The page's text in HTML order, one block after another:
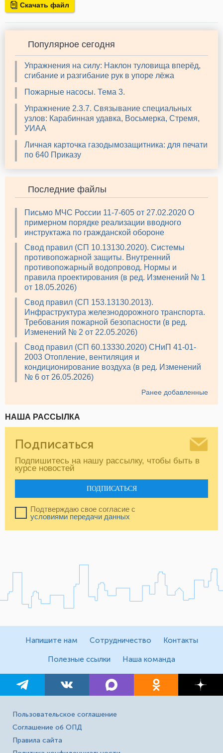
Скачать файл
Популярное сегодня
Упражнения на силу: Наклон туловища вперёд,
сгибание и разгибание рук в упоре лёжа
Пожарные насосы. Тема 3.
Упражнение 2.3.7. Связывание специальных
узлов: Карабинная удавка, Восьмерка, Стремя,
УИАА
Личная карточка газодымозащитника: для печати
по 640 Приказу
Последние файлы
Письмо МЧС России 11-7-605 от 27.02.2020 О
примерном порядке реализации вводного
инструктажа по гражданской обороне
Свод правил (СП 10.13130.2020). Системы
противопожарной защиты. Внутренний
противопожарный водопровод. Нормы и
правила проектирования (в ред. Изменений № 1
от 18.05.2026)
Свод правил (СП 153.13130.2013).
Инфраструктура железнодорожного транспорта.
Требования пожарной безопасности (в ред.
Изменений № 2 от 22.05.2026)
Свод правил (СП 60.13330.2020) СНиП 41-01-
2003 Отопление, вентиляция и
кондиционирование воздуха (в ред. Изменений
№ 6 от 26.05.2026)
Ранее добавленные
НАША РАССЫЛКА
Подписаться
Подпишитесь на нашу рассылку, чтобы быть в
курсе новостей
ПОДПИСАТЬСЯ
Подтверждаю свое согласие с
условиями передачи данных
Напишите нам Сотрудничество Контакты
Полезные ссылки Наша команда
Пользовательское соглашение
Соглашение об ОПД
Правила сайта